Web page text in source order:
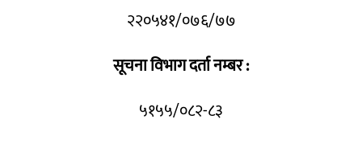
२२०५४१/०७६/७७
सूचना विभाग दर्ता नम्बर :
५१५५/०८२-८३